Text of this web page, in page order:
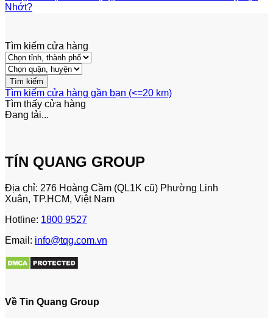
Nhớt?
Tìm kiếm cửa hàng
Tìm kiếm cửa hàng gần bạn (<=20 km)
Tìm thấy cửa hàng
Đang tải...
TÍN QUANG GROUP
Địa chỉ: 276 Hoàng Cầm (QL1K cũ) Phường Linh
Xuân, TP.HCM, Việt Nam
Hotline: 1800 9527
Email: info@tqg.com.vn
Về Tin Quang Group